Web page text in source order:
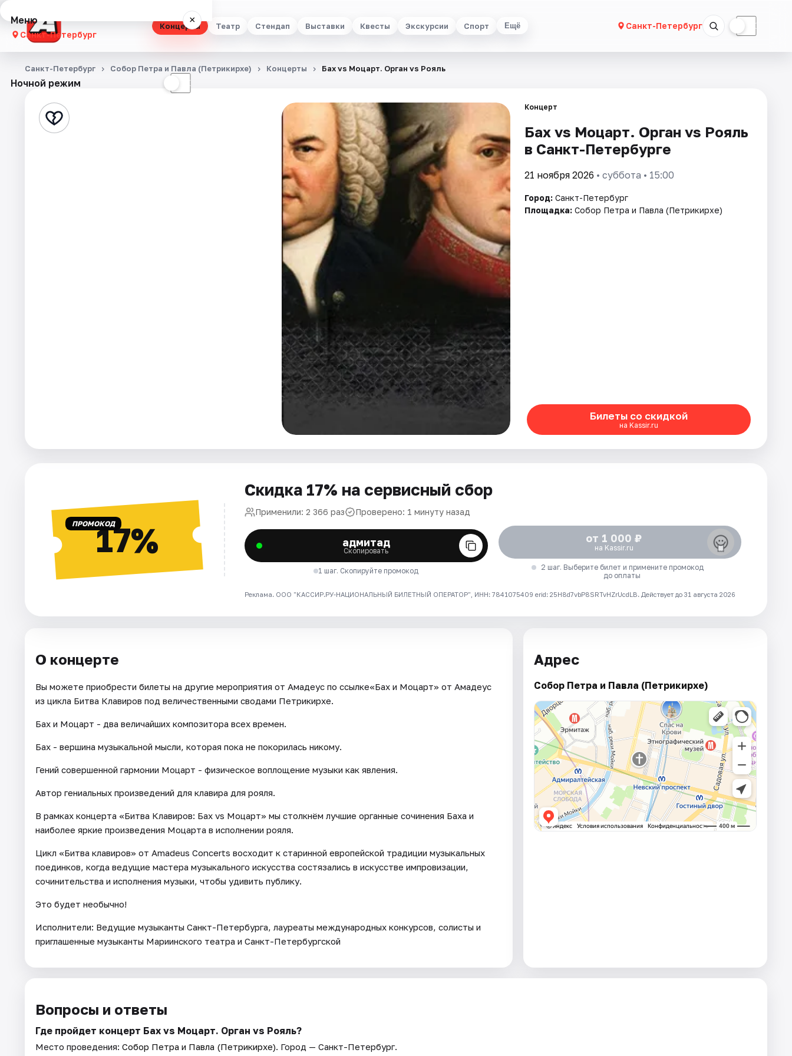
Концерты Театр Стендап Выставки Квесты Экскурсии Спорт Ещё Санкт-Петербург ☾
Меню ×
Санкт-Петербург
Концерты
Стендап
Ночной режим ☾
Санкт-Петербург Собор Петра и Павла (Петрикирхе) Концерты Бах vs Моцарт. Орган vs Рояль
Концерт
Бах vs Моцарт. Орган vs Рояль
в Санкт-Петербурге
21 ноября 2026 • суббота • 15:00
Город: Санкт-Петербург
Площадка: Собор Петра и Павла (Петрикирхе)
Билеты со скидкой
на Kassir.ru
ПРОМОКОД17%
Скидка 17% на сервисный сбор
Применили: 2 366 раз Проверено: 1 минуту назад
адмитад
Скопировать
1 шаг. Скопируйте промокод
от 1 000 ₽
на Kassir.ru
2 шаг. Выберите билет и примените промокод
до оплаты
Реклама. ООО "КАССИР.РУ-НАЦИОНАЛЬНЫЙ БИЛЕТНЫЙ ОПЕРАТОР", ИНН: 7841075409 erid: 25H8d7vbP8SRTvHZrUcdLB. Действует до 31 августа 2026
О концерте
Вы можете приобрести билеты на другие мероприятия от Амадеус по ссылке«Бах и Моцарт» от Амадеус
из цикла Битва Клавиров под величественными сводами Петрикирхе.
Бах и Моцарт - два величайших композитора всех времен.
Бах - вершина музыкальной мысли, которая пока не покорилась никому.
Гений совершенной гармонии Моцарт - физическое воплощение музыки как явления.
Автор гениальных произведений для клавира для рояля.
В рамках концерта «Битва Клавиров: Бах vs Моцарт» мы столкнём лучшие органные сочинения Баха и
наиболее яркие произведения Моцарта в исполнении рояля.
Цикл «Битва клавиров» от Amadeus Concerts восходит к старинной европейской традиции музыкальных
поединков, когда ведущие мастера музыкального искусства состязались в искусстве импровизации,
сочинительства и исполнения музыки, чтобы удивить публику.
Это будет необычно!
Исполнители: Ведущие музыканты Санкт-Петербурга, лауреаты международных конкурсов, солисты и
приглашенные музыканты Мариинского театра и Санкт-Петербургской
Адрес
Собор Петра и Павла (Петрикирхе)
Вопросы и ответы
Где пройдет концерт Бах vs Моцарт. Орган vs Рояль?
Место проведения: Собор Петра и Павла (Петрикирхе). Город — Санкт-Петербург.